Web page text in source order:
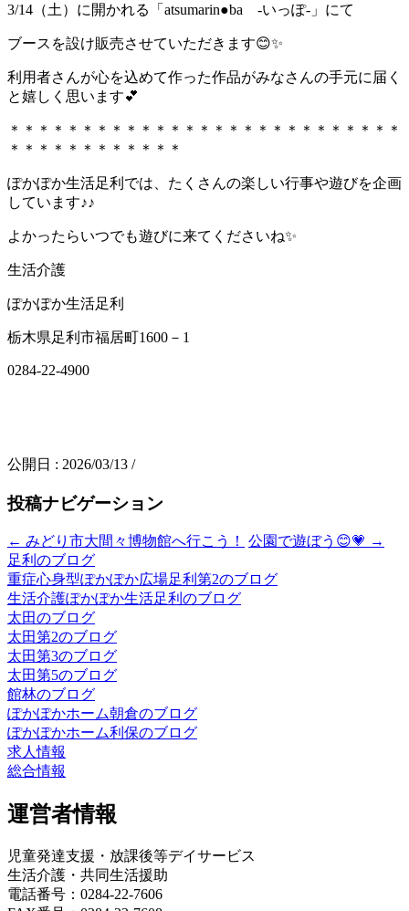
3/14（土）に開かれる「atsumarin●ba -いっぽ-」にて
ブースを設け販売させていただきます😊✨
利用者さんが心を込めて作った作品がみなさんの手元に届く
と嬉しく思います💕
＊＊＊＊＊＊＊＊＊＊＊＊＊＊＊＊＊＊＊＊＊＊＊＊＊＊＊
＊＊＊＊＊＊＊＊＊＊＊＊
ぽかぽか生活足利では、たくさんの楽しい行事や遊びを企画
しています♪♪
よかったらいつでも遊びに来てくださいね✨
生活介護
ぽかぽか生活足利
栃木県足利市福居町1600－1
0284-22-4900
公開日 : 2026/03/13 /
投稿ナビゲーション
← みどり市大間々博物館へ行こう！ 公園で遊ぼう😊💗 →
足利のブログ
重症心身型ぽかぽか広場足利第2のブログ
生活介護ぽかぽか生活足利のブログ
太田のブログ
太田第2のブログ
太田第3のブログ
太田第5のブログ
館林のブログ
ぽかぽかホーム朝倉のブログ
ぽかぽかホーム利保のブログ
求人情報
総合情報
運営者情報
児童発達支援・放課後等デイサービス
生活介護・共同生活援助
電話番号：0284-22-7606